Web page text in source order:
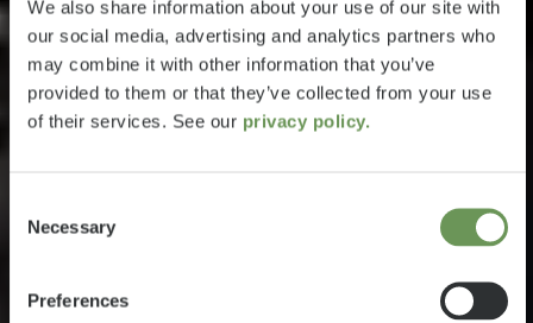
We also share information about your use of our site with
our social media, advertising and analytics partners who
may combine it with other information that you’ve
provided to them or that they’ve collected from your use
of their services. See our privacy policy.
Selection
Necessary
Preferences